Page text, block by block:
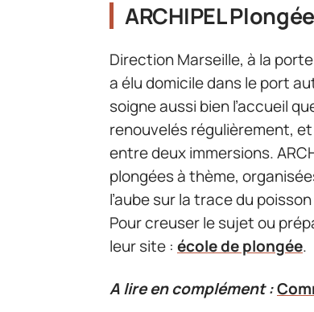
ARCHIPEL Plongée
Direction Marseille, à la
a élu domicile dans le port
soigne aussi bien l’accueil
renouvelés régulièrement,
entre deux immersions.
plongées à thème,
l’aube sur la trace du
Pour creuser le sujet ou
leur site : école de plongée.
A lire en complément :